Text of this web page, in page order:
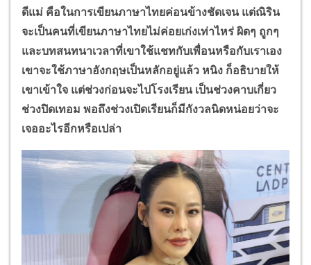
ดีแม่ คือในการเขียนภาษาไทยค่อนข้างชัดเจน แต่ณิริน
จะเป็นคนที่เขียนภาษาไทยไม่ค่อยเก่งเท่าไหร่ ผิดๆ ถูกๆ
และบทสนทนาเวลาที่เขาใช้แชทกับเพื่อนหรือกับเราเอง
เขาจะใช้ภาษาอังกฤษเป็นหลักอยู่แล้ว หนิง ก็อธิบายให้
เขาเข้าใจ แต่ช่วงก่อนจะไปโรงเรียน เป็นช่วงคาบเกี่ยว
ช่วงปิดเทอม พอถึงช่วงเปิดเรียนก็มีกังวลนิดหน่อยว่าจะ
เจออะไรอีกหรือเปล่า